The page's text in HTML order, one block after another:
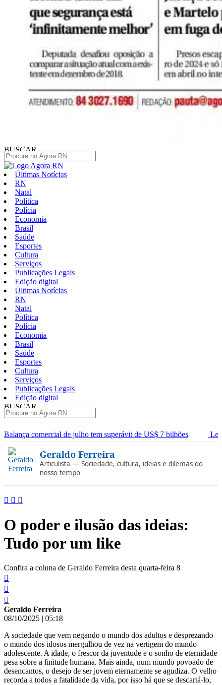
BUSCAR
Últimas Notícias
RN
Natal
Política
Polícia
Economia
Brasil
Saúde
Esportes
Cultura
Serviços
Publicações Legais
Edição digital
Últimas Notícias
RN
Natal
Política
Polícia
Economia
Brasil
Saúde
Esportes
Cultura
Serviços
Publicações Legais
Edição digital
BUSCAR
de julho tem superávit de US$ 7 bilhões
Lei que
para
conteúdo
Geraldo Ferreira
Articulista — Sociedade, cultura, ideias e dilemas do
nosso tempo
O poder e ilusão das ideias:
Tudo por um like
Confira a coluna de Geraldo Ferreira desta quarta-feira 8
Geraldo Ferreira
08/10/2025 | 05:18
A sociedade que vem negando o mundo dos adultos e desprezando
o mundo dos idosos mergulhou de vez na vertigem do mundo
adolescente. A idade, o frescor da juventude e o sonho de eternidade
pesa sobre a finitude humana. Mais ainda, num mundo povoado de
desencantos, o desejo de ser jovem eternamente se agudiza. O velho
recorda a todos a fatalidade da vida, por isso há que se descartá-lo,